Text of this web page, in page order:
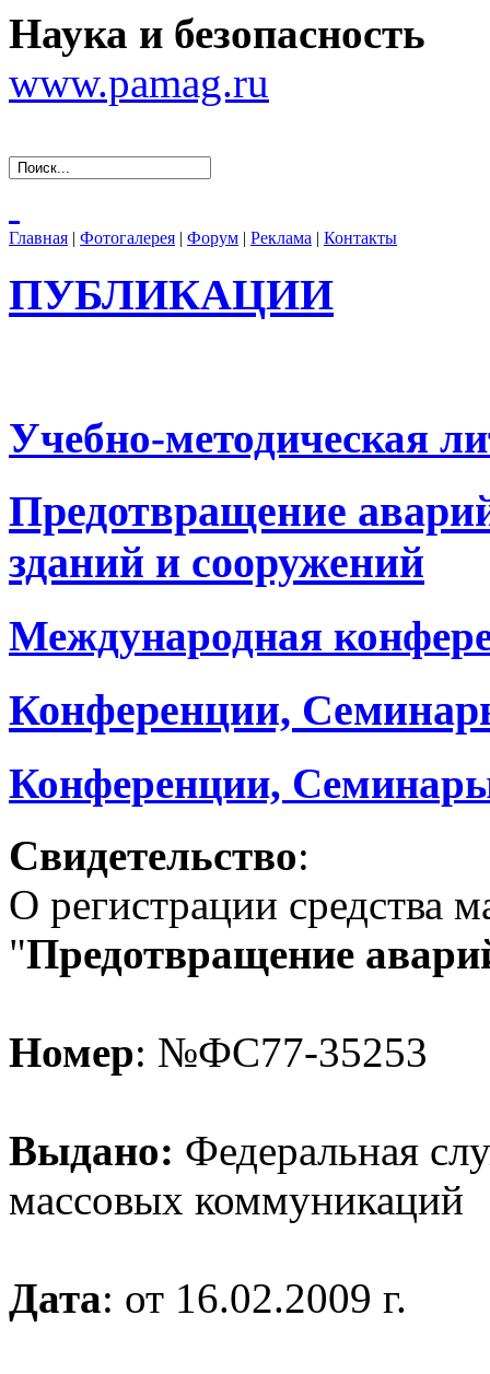
Наука и безопасность
www.pamag.ru
Главная | Фотогалерея | Форум | Реклама | Контакты
ПУБЛИКАЦИИ
Учебно-методическая
Предотвращение
зданий и сооружений
Международная
Конференции,
Конференции,
Свидетельство:
О регистрации средства
"Предотвращение
Номер: №ФС77-35253
Выдано: Федеральная
массовых коммуникаций
Дата: от 16.02.2009 г.